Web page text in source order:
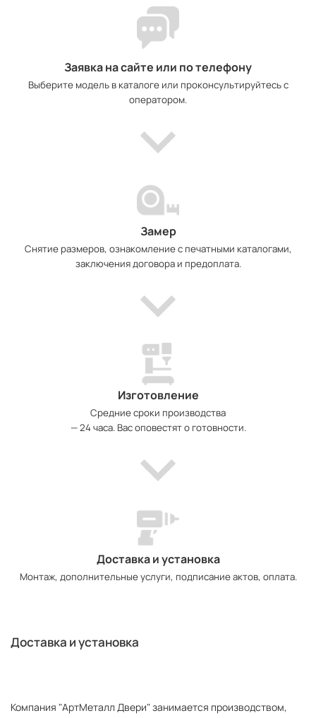
Заявка на сайте или по телефону
Выберите модель в каталоге или проконсультируйтесь с
оператором.
Замер
Снятие размеров, ознакомление с печатными каталогами,
заключения договора и предоплата.
Изготовление
Средние сроки производства
— 24 часа. Вас оповестят о готовности.
Доставка и установка
Монтаж, дополнительные услуги, подписание актов, оплата.
Доставка и установка
Компания "АртМеталл Двери" занимается производством,